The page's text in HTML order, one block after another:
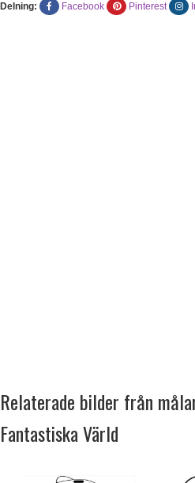
Delning: Facebook Pinterest
Relaterade bilder från
Fantastiska Värld